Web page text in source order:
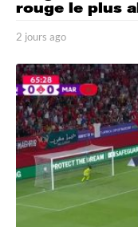
rouge le plus
2 jours ago
o
u
r
s
a
g
o